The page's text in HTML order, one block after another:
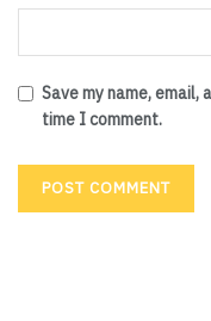
Save my name,
time I comment.